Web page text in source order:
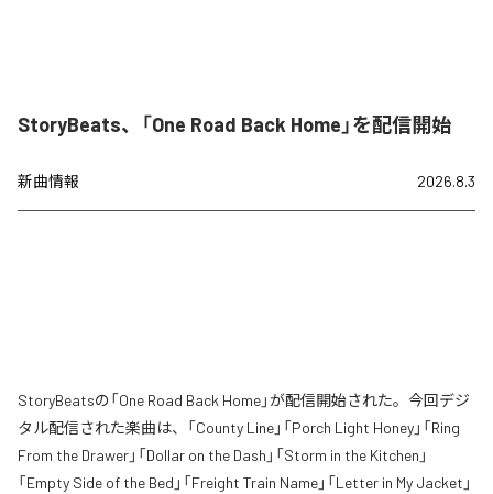
StoryBeats、「One Road Back Home」を配信開始
新曲情報 2026.8.3
StoryBeatsの「One Road Back Home」が配信開始された。今回デジ
タル配信された楽曲は、「County Line」「Porch Light Honey」「Ring
From the Drawer」「Dollar on the Dash」「Storm in the Kitchen」
「Empty Side of the Bed」「Freight Train Name」「Letter in My Jacket」